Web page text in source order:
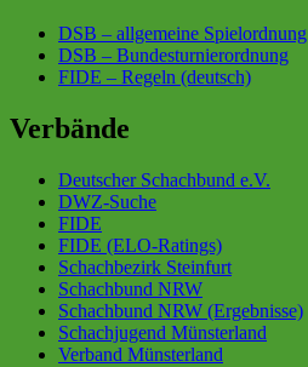
DSB – allgemeine Spielordnung
DSB – Bundesturnierordnung
FIDE – Regeln (deutsch)
Verbände
Deutscher Schachbund e.V.
DWZ-Suche
FIDE
FIDE (ELO-Ratings)
Schachbezirk Steinfurt
Schachbund NRW
Schachbund NRW (Ergebnisse)
Schachjugend Münsterland
Verband Münsterland